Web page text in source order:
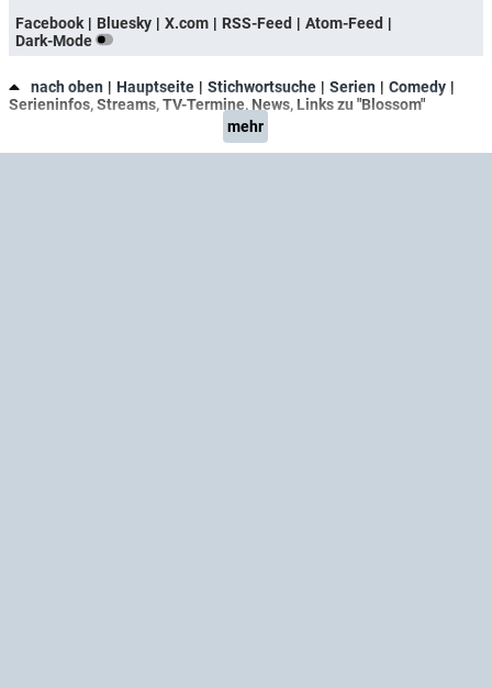
mehr
Facebook
Bluesky X.com RSS-Feed
Atom-Feed
Dark-Mode
nach oben Hauptseite Stichwortsuche Serien
Comedy
Serieninfos, Streams, TV-Termine, News, Links zu "Blossom"